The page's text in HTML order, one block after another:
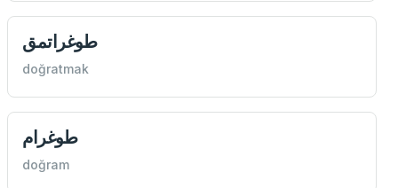
طوغراتمق
doğratmak
طوغرام
doğram